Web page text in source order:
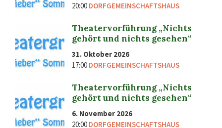
20:00 DORFGEMEINSCHAFTSHAUS
Theatervorführung „Nichts
gehört und nichts gesehen“
31. Oktober 2026
17:00 DORFGEMEINSCHAFTSHAUS
Theatervorführung „Nichts
gehört und nichts gesehen“
6. November 2026
20:00 DORFGEMEINSCHAFTSHAUS